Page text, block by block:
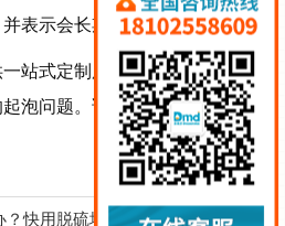
表示会长期合作。
站式定制服务，按配
泡问题。详情可在线咨
脱硫塔产生泡沫怎么办？快用脱硫塔消泡剂